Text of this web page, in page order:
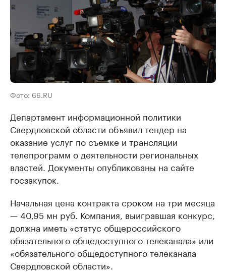
Фото: 66.RU
Департамент информационной политики
Свердловской области объявил тендер на
оказание услуг по съемке и трансляции
телепрограмм о деятельности региональных
властей. Документы опубликованы на сайте
госзакупок.
Начальная цена контракта сроком на три месяца
— 40,95 мн руб. Компания, выигравшая конкурс,
должна иметь «статус общероссийского
обязательного общедоступного телеканала» или
«обязательного общедоступного телеканала
Свердловской области».